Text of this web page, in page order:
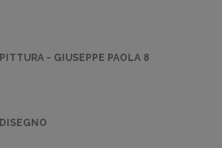
PITTURA - GIUSEPPE PAOLA 8
DISEGNO